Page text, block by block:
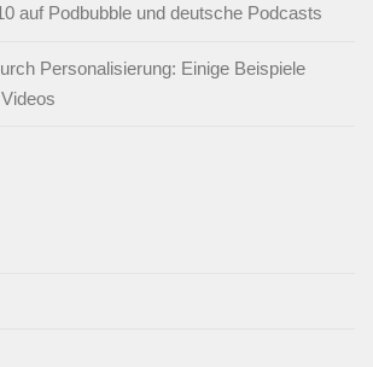
auf Podbubble und deutsche Podcasts
Personalisierung: Einige Beispiele